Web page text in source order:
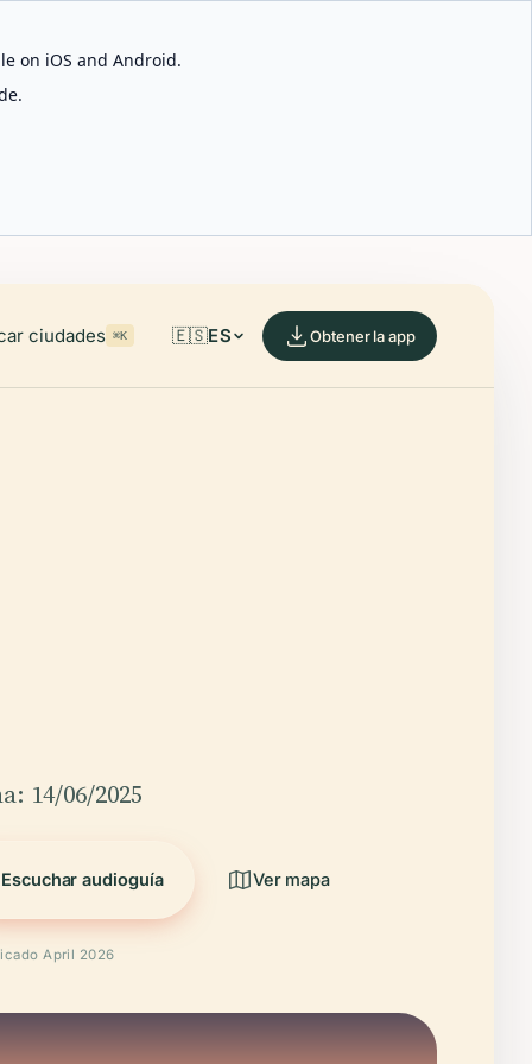
on iOS and Android.
ciudades ⌘K 🇪🇸ES Obtener la app
14/06/2025
Escuchar audioguía Ver mapa
April 2026